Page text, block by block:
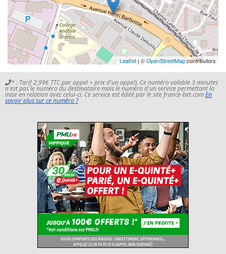
Leaflet| ©OpenStreetMapcontributors
* : Tarif 2,99€ TTC par appel + prix d'un appel). Ce numéro valable 3 minutes
n'est pas le numéro du destinataire mais le numéro d'un service permettant la
mise en relation avec celui-ci. Ce service est édité par le site france-bet.comEn
savoir plus sur ce numéro ?